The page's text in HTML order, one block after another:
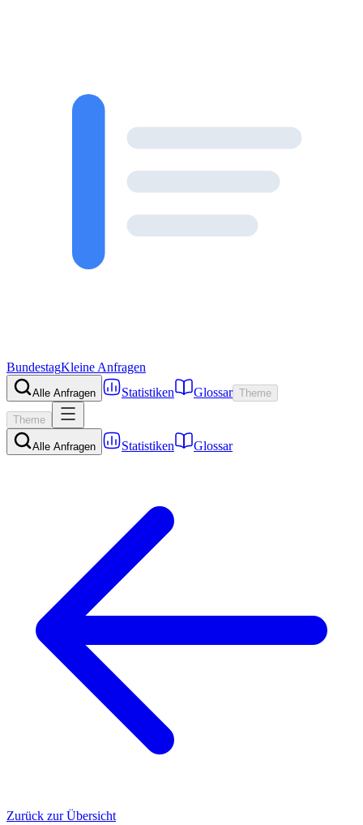
BundestagKleine Anfragen
Alle Anfragen Statistiken Glossar Theme
Theme
Alle Anfragen Statistiken Glossar
Zurück zur Übersicht